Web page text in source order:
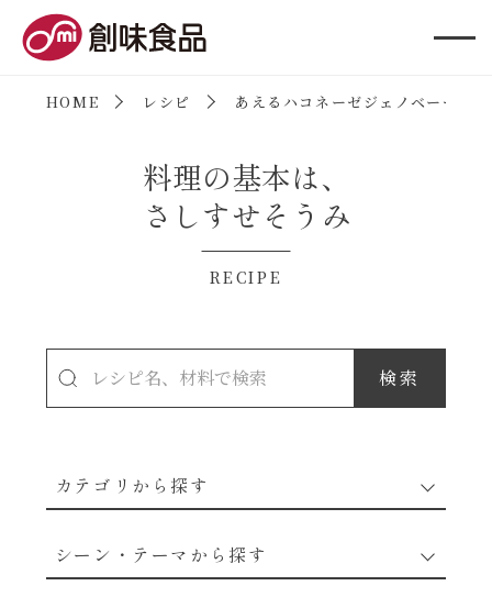
HOME レシピ あえるハコネーゼジェノベーゼ
料理の基本は、
さしすせそうみ
RECIPE
カテゴリから探す
シーン・テーマから探す